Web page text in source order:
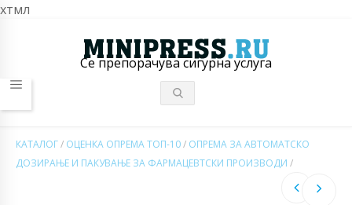
хтмл
Се препорачува сигурна услуга
КАТАЛОГ/ ОЦЕНКА ОПРЕМА ТОП-10/ ОПРЕМА ЗА АВТОМАТСКО
ДОЗИРАЊЕ И ПАКУВАЊЕ ЗА ФАРМАЦЕВТСКИ ПРОИЗВОДИ /